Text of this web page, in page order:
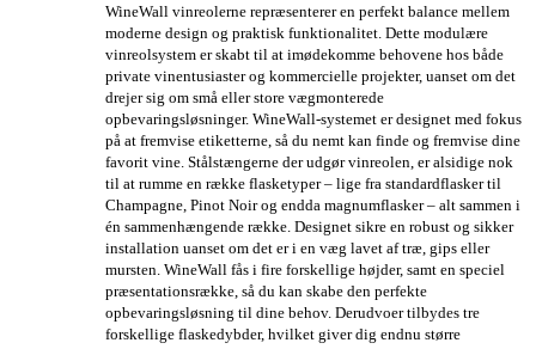
WineWall vinreolerne repræsenterer en perfekt balance mellem
moderne design og praktisk funktionalitet. Dette modulære
vinreolsystem er skabt til at imødekomme behovene hos både
private vinentusiaster og kommercielle projekter, uanset om det
drejer sig om små eller store vægmonterede
opbevaringsløsninger. WineWall-systemet er designet med fokus
på at fremvise etiketterne, så du nemt kan finde og fremvise dine
favorit vine. Stålstængerne der udgør vinreolen, er alsidige nok
til at rumme en række flasketyper – lige fra standardflasker til
Champagne, Pinot Noir og endda magnumflasker – alt sammen i
én sammenhængende række. Designet sikre en robust og sikker
installation uanset om det er i en væg lavet af træ, gips eller
mursten. WineWall fås i fire forskellige højder, samt en speciel
præsentationsrække, så du kan skabe den perfekte
opbevaringsløsning til dine behov. Derudvoer tilbydes tre
forskellige flaskedybder, hvilket giver dig endnu større